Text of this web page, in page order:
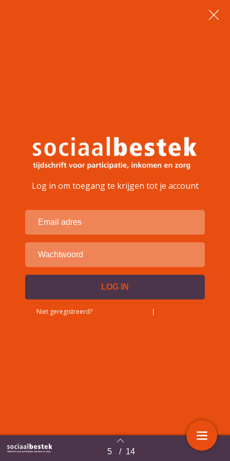
Terug naar overzicht 5 / 14
Log in om toegang te krijgen tot je account
Niet geregistreerd? |